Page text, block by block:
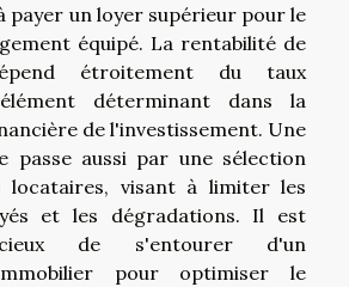
payer un loyer supérieur pour le
équipé. La rentabilité de
étroitement du taux
déterminant dans la
de l'investissement. Une
passe aussi par une sélection
locataires, visant à limiter les
et les dégradations. Il est
de s'entourer d'un
pour optimiser le